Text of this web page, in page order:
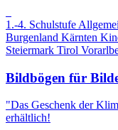
1.-4. Schulstufe
Burgenland Kärnten
Steiermark Tirol
Bildbögen für
"Das Geschenk der
erhältlich!